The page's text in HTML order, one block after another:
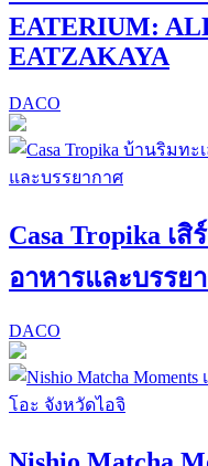
EATERIUM:
EATZAKAYA
DACO
Casa Tropika เ
อาหารและบรรย
DACO